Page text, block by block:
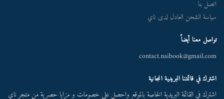
اتصل بنا
سياسة الشحن العادل لدى ناي
تواصل معنا أيضاً
contact.naibook@gmail.com
اشترك في قائمتنا البريدية المجانية
اشترك في القائمة البريدية الخاصة بالموقع واحصل على خصومات و مزايا حصرية من متجر ناي